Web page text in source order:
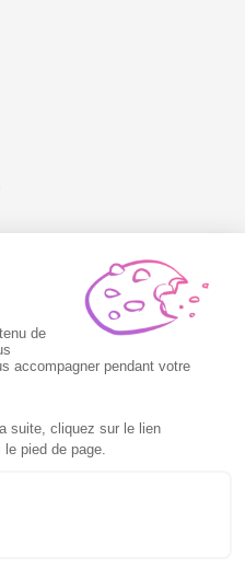
lundi au vendredi de 9h à 18h